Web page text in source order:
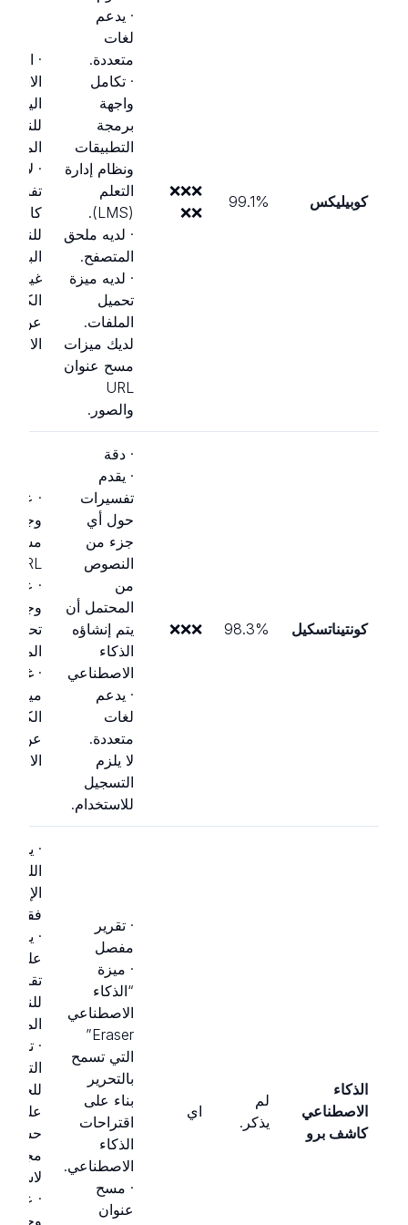
كوبيليكس 99.1%
❌❌❌
❌❌
· يدعم
لغات
متعددة.
· تكامل
واجهة
برمجة
التطبيقات
ونظام إدارة
التعلم
(LMS).
· لديه ملحق
المتصفح.
· لديه ميزة
تحميل
الملفات.
لديك ميزات
مسح عنوان
URL
والصور.
·
اليومي
· لا
كافية
البارزة.
غياب
عن
كونتيناتسكيل 98.3%
❌❌❌
· دقة
· يقدم
تفسيرات
حول أي
جزء من
النصوص
من
المحتمل أن
يتم إنشاؤه
الذكاء
الاصطناعي
· يدعم
لغات
متعددة.
لا يلزم
التسجيل
للاستخدام.
· عدم
وجود
مسح
URL.
· عدم
وجود
تحميل
· غياب
ميزة
عن
الذكاء
الاصطناعي
كاشف برو
لم
يذكر.
اي
· تقرير
مفصل
· ميزة
“الذكاء
الاصطناعي
Eraser”
التي تسمح
بالتحرير
بناء على
اقتراحات
الذكاء
الاصطناعي.
· مسح
عنوان
· يدعم
اللغة
فقط.
·
تقارير
·
على
حساب
مجاني
· عدم
وجود